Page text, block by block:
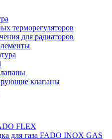
терморегуляторов
для радиаторов
клапаны
FLEX
для газа FADO INOX GAS